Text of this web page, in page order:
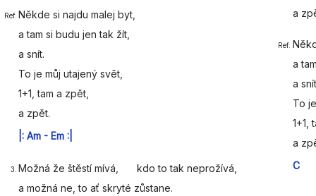
Ref. Někde si najdu malej byt,
a tam si budu jen tak žít,
a snít.
To je můj utajený svět,
1+1, tam a zpět,
a zpět.
|:Am - Em :|
3. Možná že štěstí mívá,
kdo to tak neprožívá,
a možná ne, to ať skryté zůstane.
a
Ref.
a
a
To
1+1,
a
C